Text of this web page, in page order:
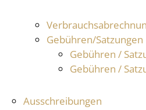
Gebühren/Satzungen
Gebühren /
Gebühren /
Ausschreibungen